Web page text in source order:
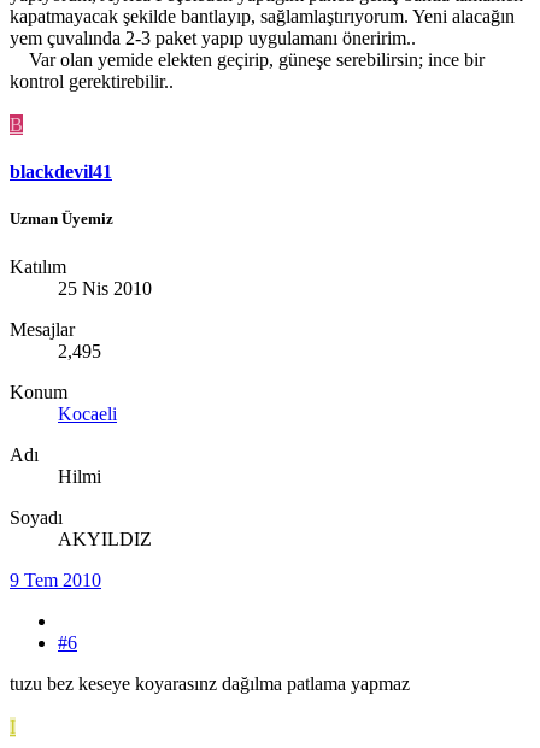
kapatmayacak şekilde bantlayıp, sağlamlaştırıyorum. Yeni alacağın
yem çuvalında 2-3 paket yapıp uygulamanı öneririm..
Var olan yemide elekten geçirip, güneşe serebilirsin; ince bir
kontrol gerektirebilir..
B
blackdevil41
Uzman Üyemiz
Katılım
25 Nis 2010
Mesajlar
2,495
Konum
Kocaeli
Adı
Hilmi
Soyadı
AKYILDIZ
9 Tem 2010
#6
tuzu bez keseye koyarasınz dağılma patlama yapmaz
I